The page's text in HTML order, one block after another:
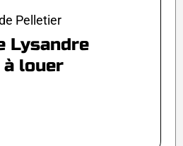
Pelletier
Lysandre
à louer